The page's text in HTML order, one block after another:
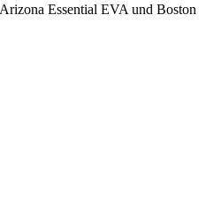
Essential EVA und Boston